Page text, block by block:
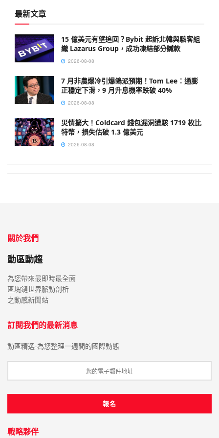
最新文章
15 億美元有望追回？Bybit 起訴北韓與駭客組
織 Lazarus Group，成功凍結部分贓款
2026-08-08
7 月非農爆冷引爆鴿派預期！Tom Lee：通膨
正穩定下滑，9 月升息機率跌破 40%
2026-08-08
災情擴大！Coldcard 錢包漏洞遭駭 1719 枚比
特幣，損失估破 1.3 億美元
2026-08-08
關於我們
動區動趨
為您帶來最即時最全面
區塊鏈世界脈動剖析
之動感新聞站
訂閱我們的最新消息
動區精選-為您整理一週間的國際動態
戰略夥伴